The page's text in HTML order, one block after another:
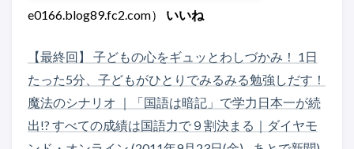
e0166.blog89.fc2.com） いいね
【最終回】 子どもの心をギュッとわしづかみ！ 1日
たった5分、子どもがひとりでみるみる勉強しだす！
魔法のシナリオ ｜「国語は暗記」で学力日本一が続
出!? すべての成績は国語力で９割決まる｜ダイヤモ